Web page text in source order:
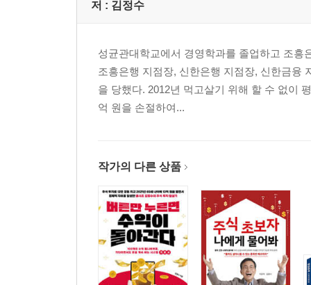
저 : 김정수
성균관대학교에서 경영학과를 졸업하고 조
조흥은행 지점장, 신한은행 지점장, 신한금융
을 당했다. 2012년 먹고살기 위해 할 수 없이
억 원을 손절하여...
작가의 다른 상품